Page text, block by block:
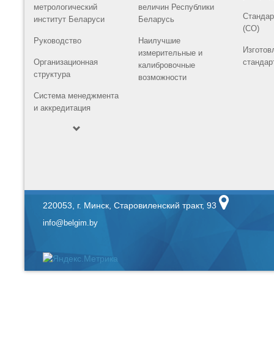
метрологический
институт Беларуси
Руководство
Организационная
структура
Система менеджмента
и аккредитация
величин Республики
Беларусь
Наилучшие
измерительные и
калибровочные
возможности
(СО)
220053, г. Минск, Старовиленский тракт, 93
info@belgim.by